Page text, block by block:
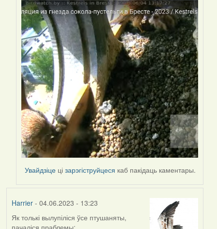
by
Harrier
Увайдзіце цізарэгіструйцеся каб пакідаць каментары.
Harrier- 04.06.2023 - 13:23
Як толькі вылупіліся ўсе птушаняты,